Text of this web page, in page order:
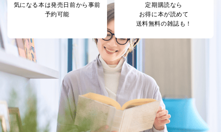
SNS公式アカウン
よびその分析のため
お問い合わせ対応、トラブル対
処、オペレーター教育など応対品
質向上のため
その他当社のプライバシーポリシ
ー等にて公表する利用目的達成の
ため
※上記の利用目的のうちNo.1～5については保有個人デ
ータ（開示対象個人情報）の利用目的であり、下記4.の
開示等のご請求に対応させていただきます。
なお、6、7については、パートナー（提携企業）様又は
各SNS運営会社様にご請求いただきますようお願い致し
気になる本は発売日前から事前
予約可能
定期購読なら
お得に本が読めて
送料無料の雑誌も！